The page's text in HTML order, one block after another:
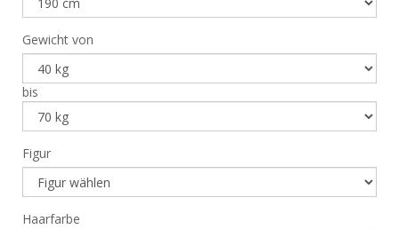
Gewicht von
bis
Figur
Haarfarbe